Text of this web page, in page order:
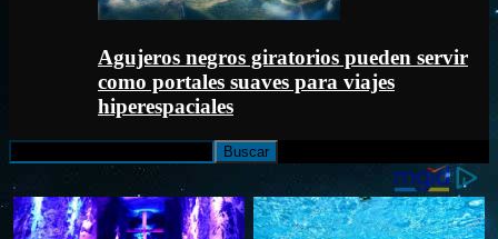
Agujeros negros giratorios pueden servir
como portales suaves para viajes
hiperespaciales